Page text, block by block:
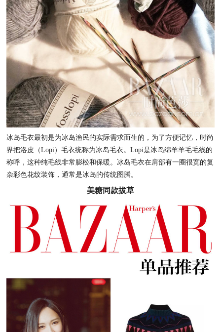
冰岛毛衣最初是为冰岛渔民的实际需求而生的，为了方便记忆，时尚
界把洛皮（Lopi）毛衣统称为冰岛毛衣。Lopi是冰岛绵羊羊毛毛线的
称呼，这种纯毛线非常膨松和保暖。 冰岛毛衣在肩部有一圈很宽的复
杂彩色花纹装饰，通常是冰岛的传统图腾。
美糖同款拔草